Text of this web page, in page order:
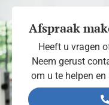
Afspraak
Heeft u vragen
Neem gerust
om u te helpen